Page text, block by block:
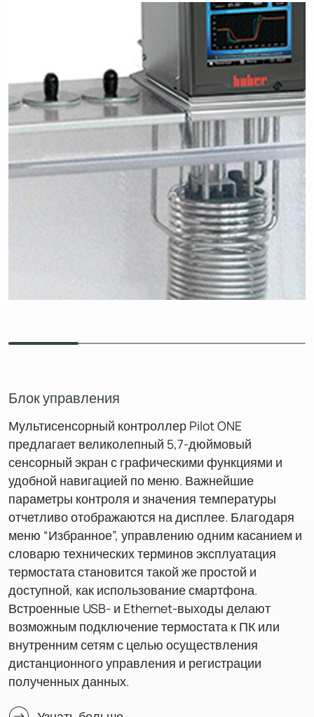
Блок управления
Мультисенсорный контроллер Pilot ONE
предлагает великолепный 5,7-дюймовый
сенсорный экран с графическими функциями и
удобной навигацией по меню. Важнейшие
параметры контроля и значения температуры
отчетливо отображаются на дисплее. Благодаря
меню “Избранное”, управлению одним касанием и
словарю технических терминов эксплуатация
термостата становится такой же простой и
доступной, как использование смартфона.
Встроенные USB- и Ethernet-выходы делают
возможным подключение термостата к ПК или
внутренним сетям с целью осуществления
дистанционного управления и регистрации
полученных данных.